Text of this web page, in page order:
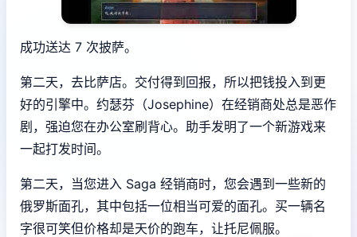
成功送达 7 次披萨。
第二天，去比萨店。交付得到回报，所以把钱投入到更
好的引擎中。约瑟芬（Josephine）在经销商处总是恶作
剧，强迫您在办公室刷背心。助手发明了一个新游戏来
一起打发时间。
第二天，当您进入 Saga 经销商时，您会遇到一些新的
俄罗斯面孔，其中包括一位相当可爱的面孔。买一辆名
字很可笑但价格却是天价的跑车，让托尼佩服。